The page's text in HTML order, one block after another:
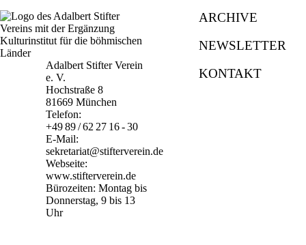
Adalbert Stifter Verein
e. V.
Hochstraße 8
81669 München
Telefon:
+49 89 / 62 27 16 - 30
E-Mail:
sekretariat@stifterverein.de
Webseite:
www.stifterverein.de
Bürozeiten: Montag bis
Donnerstag, 9 bis 13
Uhr
ARCHIVE
NEWSLETTER
KONTAKT